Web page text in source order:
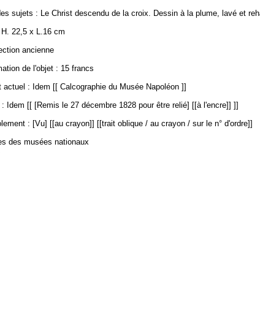
sujets : Le Christ descendu de la croix. Dessin à la plume, lavé et
22,5 x L.16 cm
ancienne
de l'objet : 15 francs
actuel : Idem [[ Calcographie du Musée Napoléon ]]
Idem [[ [Remis le 27 décembre 1828 pour être relié] [[à l'encre]] ]]
: [Vu] [[au crayon]] [[trait oblique / au crayon / sur le n° d'ordre]]
des musées nationaux